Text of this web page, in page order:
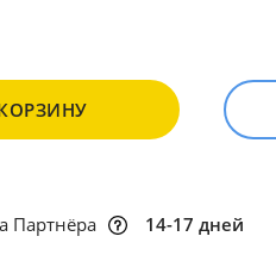
Партнёра 14-17 дней